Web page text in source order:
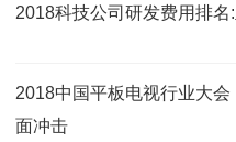
2018科技公司研发费用排
2018中国平板电视行业大
面冲击